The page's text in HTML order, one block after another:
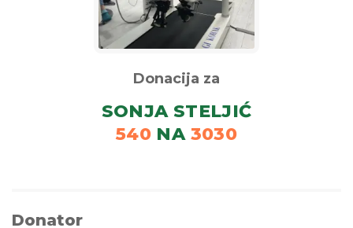
Donacija za
SONJA STELJIĆ
540 NA 3030
Donator